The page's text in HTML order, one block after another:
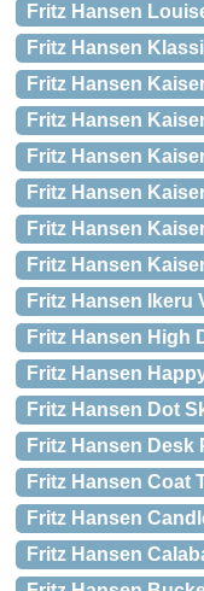
Fritz Hansen
Fritz Hansen
Fritz Hansen
Fritz Hansen
Fritz Hansen
Fritz Hansen
Fritz Hansen
Fritz Hansen
Fritz Hansen Ikeru
Fritz Hansen High
Fritz Hansen
Fritz Hansen Dot
Fritz Hansen
Fritz Hansen Coat
Fritz Hansen
Fritz Hansen